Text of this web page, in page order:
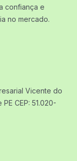
confiança e
no mercado.
Vicente do
PE CEP: 51.020-